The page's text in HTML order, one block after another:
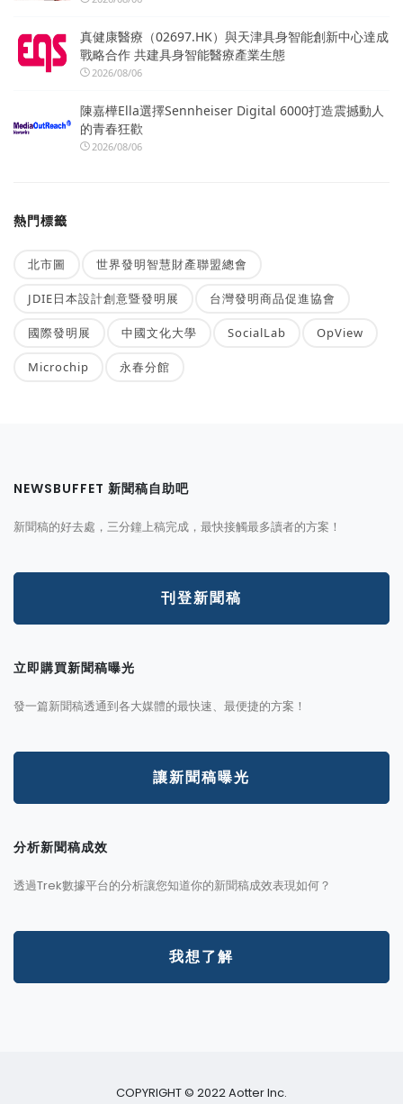
真健康醫療（02697.HK）與天津具身智能創新中心達成
戰略合作 共建具身智能醫療產業生態
2026/08/06
陳嘉樺Ella選擇Sennheiser Digital 6000打造震撼動人
的青春狂歡
2026/08/06
熱門標籤
北市圖 世界發明智慧財產聯盟總會
JDIE日本設計創意暨發明展 台灣發明商品促進協會
國際發明展 中國文化大學 SocialLab OpView
Microchip 永春分館
NEWSBUFFET 新聞稿自助吧
新聞稿的好去處，三分鐘上稿完成，最快接觸最多讀者的方案！
刊登新聞稿
立即購買新聞稿曝光
發一篇新聞稿透通到各大媒體的最快速、最便捷的方案！
讓新聞稿曝光
分析新聞稿成效
透過Trek數據平台的分析讓您知道你的新聞稿成效表現如何？
我想了解
COPYRIGHT © 2022 Aotter Inc.